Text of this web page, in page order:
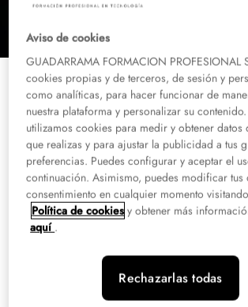
Formamos expertos en
tecnología, salud y
XTART ofrece ciclos formativos oficiales, conectados
Tech, Business, Salud y Emergencias y Protección Civil.
Más información
Aviso de cookies
GUADARRAMA FORMACION PROFESIONAL
cookies propias y de terceros, de sesión y
como analíticas, para hacer funcionar de
nuestra plataforma y personalizar su contenido.
utilizamos cookies para medir y obtener datos
que realizas y para ajustar la publicidad a tus
preferencias. Puedes configurar y aceptar el
continuación. Asimismo, puedes modificar tus
consentimiento en cualquier momento
Política de cookies y obtener más
aquí.
Rechazarlas todas